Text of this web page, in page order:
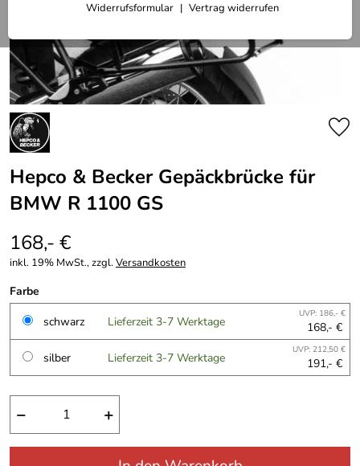
Widerrufsformular
Vertrag widerrufen
Hepco & Becker Gepäckbrücke für
BMW R 1100 GS
168,- €
inkl. 19% MwSt., zzgl.Versandkosten
Farbe
schwarz
Lieferzeit 3-7 Werktage UVP: 186,- €
168,- €
silber
Lieferzeit 3-7 Werktage UVP: 212,50 €
191,- €
− +